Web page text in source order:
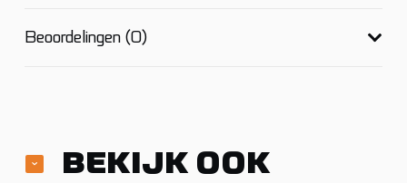
Beoordelingen (0)
BEKIJK OOK